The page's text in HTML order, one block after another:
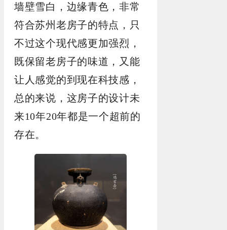
墙壁雪白，边缘青色，非常
符合苏州老房子的特点，只
不过这个现代感更加强烈，
既保留老房子的味道，又能
让人感觉的到现在科技感，
总的来说，这房子的设计未
来10年20年都是一个超前的
存在。